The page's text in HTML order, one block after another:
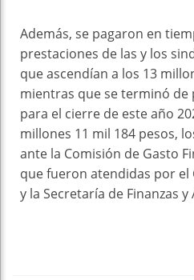
Además, se pagaron en
prestaciones de las y los
que ascendían a los 13
mientras que se terminó de
para el cierre de este año
millones 11 mil 184 pesos,
ante la Comisión de Gasto
que fueron atendidas por el
y la Secretaría de Finanzas